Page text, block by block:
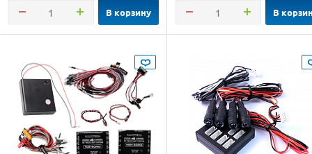
В корзину В